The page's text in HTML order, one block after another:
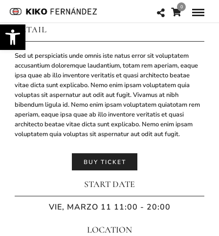
Abrir barra de herramientas
0
DETAIL
Sed ut perspiciatis unde omnis iste natus error sit voluptatem
accusantium doloremque laudantium, totam rem aperiam, eaque
ipsa quae ab illo inventore veritatis et quasi architecto beatae
vitae dicta sunt explicabo. Nemo enim ipsam voluptatem quia
voluptas sit aspernatur aut odit aut fugit. Vivamus at nibh
bibendum ligula id. Nemo enim ipsam voluptatem quiatotam rem
aperiam, eaque ipsa quae ab illo inventore veritatis et quasi
architecto beatae vitae dicta sunt explicabo. Nemo enim ipsam
voluptatem quia voluptas sit aspernatur aut odit aut fugit.
BUY TICKET
START DATE
VIE, MARZO 11 11:00 - 20:00
LOCATION